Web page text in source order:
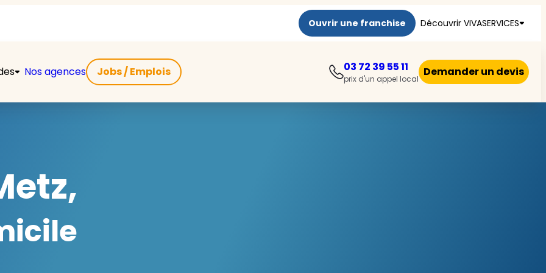
Ouvrir une franchise Découvrir VIVASERVICES
Nos agences Jobs / Emplois 03 72 39 55 11
prix d'un appel local
Demander un devis